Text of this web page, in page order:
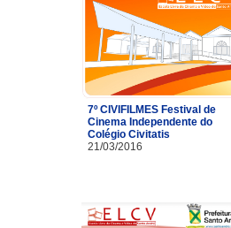
7º CIVIFILMES Festival de
Cinema Independente do
Colégio Civitatis
21/03/2016